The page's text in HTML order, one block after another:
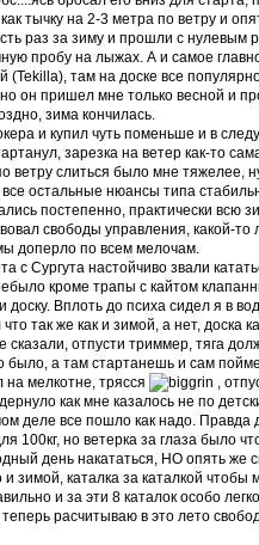
тычку на 2-3 метра по ветру и
раз за зиму и прошли с нулевым
пробу на лыжах. А и самое
(Tekilla), там на доске все
он пришел мне только весной и
зима кончилась.
и купил чуть поменьше и в
зарезка на ветер как-то
ветру слиться было мне тяжелее,
остальные нюансы типа
постепенно, практически всю
свободы управления, какой-то
доперло по всем мелочам.
с Сургута настойчиво звали
кроме трапы с кайтом
доску. Вплоть до психа сидел я в
так же как и зимой, а нет, доска
сказали, отпусти триммер, тяга
было, а там стартанешь и сам
мелкотне, трясся
,
как мне казалось не по
деле все пошло как надо. Правда
100кг, но ветерка за глаза было
день накататься, НО опять же
зимой, каталка за каталкой чтобы
и за эти 8 каталок особо
расчитываю в это лето